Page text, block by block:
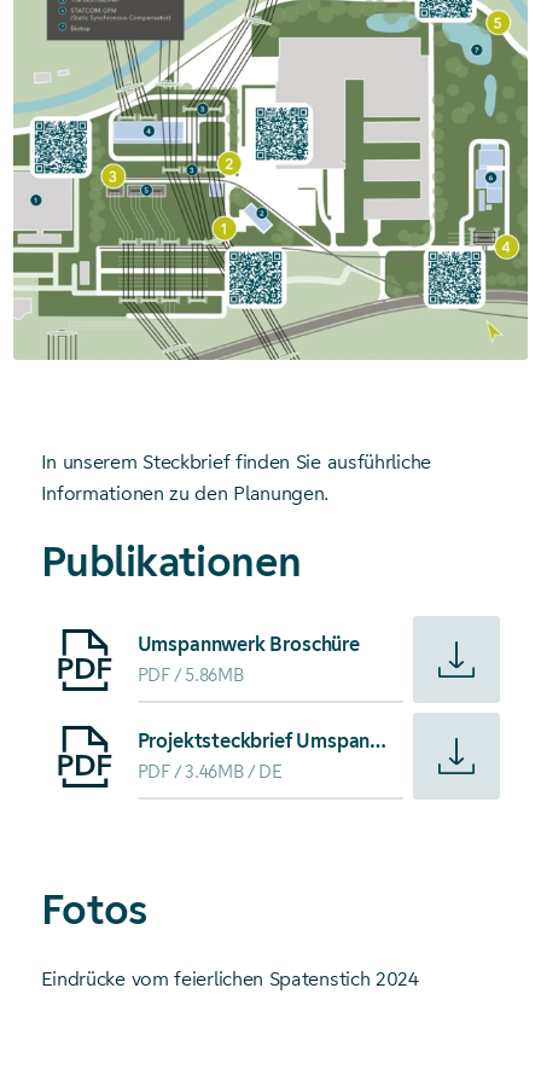
In unserem Steckbrief finden Sie ausführliche
Informationen zu den Planungen.
Publikationen
Starte Download von: Umspannwerk Broschüre
Umspannwerk Broschüre
PDF 5.86MB
Starte Download von: Projektsteckbrief Umspannwerk
Projektsteckbrief Umspannwerk Wendlingen
PDF 3.46MB DE
Fotos
Eindrücke vom feierlichen Spatenstich 2024